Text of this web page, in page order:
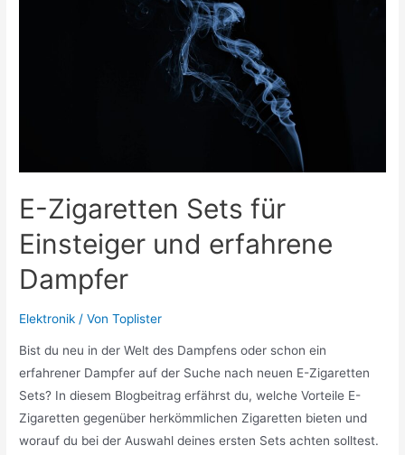
E-Zigaretten Sets für
Einsteiger und erfahrene
Dampfer
Elektronik / VonToplister
Bist du neu in der Welt des Dampfens oder schon ein
erfahrener Dampfer auf der Suche nach neuen E-Zigaretten
Sets? In diesem Blogbeitrag erfährst du, welche Vorteile E-
Zigaretten gegenüber herkömmlichen Zigaretten bieten und
worauf du bei der Auswahl deines ersten Sets achten solltest.